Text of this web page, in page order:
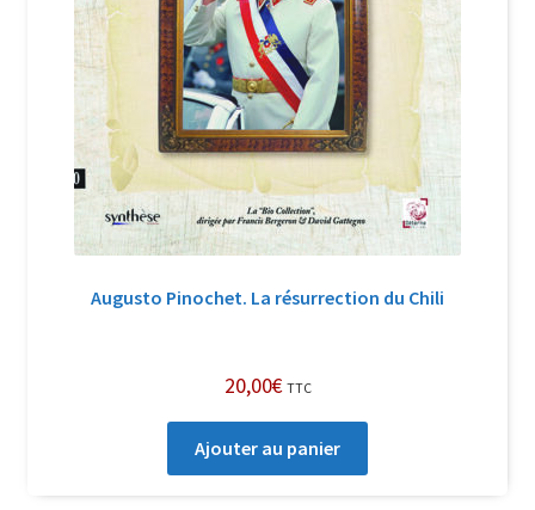
Qui sommes-nous ?
Soutien à Philippe Randa
Suivi de la Commande
Augusto Pinochet. La résurrection du Chili
20,00€ TTC
Ajouter au panier